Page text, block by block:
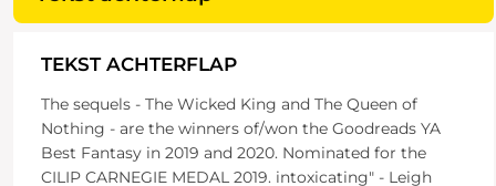
TEKST ACHTERFLAP
The sequels - The Wicked King and The Queen of
Nothing - are the winners of/won the Goodreads YA
Best Fantasy in 2019 and 2020. Nominated for the
CILIP CARNEGIE MEDAL 2019. intoxicating" - Leigh